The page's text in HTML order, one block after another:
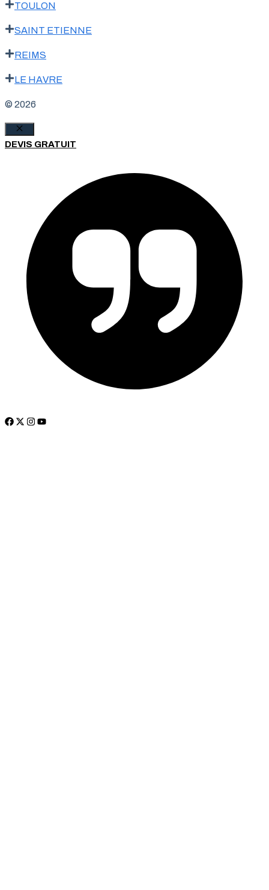
TOULON
SAINT ETIENNE
REIMS
LE HAVRE
© 2026
Fermer
DEVIS GRATUIT